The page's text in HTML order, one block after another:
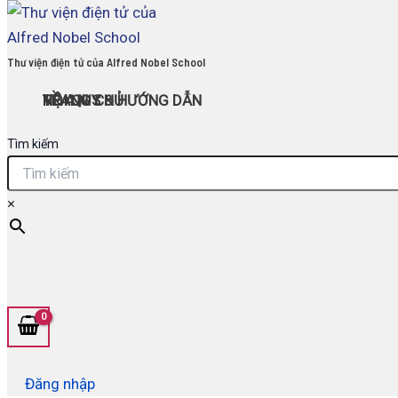
Skip
to
content
Thư viện điện tử của Alfred Nobel School
TRANG CHỦ
NỘI QUY & HƯỚNG DẪN
VỀ A.N.S
Tìm kiếm
×
Đăng nhập
Home/ Sách giáo khoa
Sách giáo khoa